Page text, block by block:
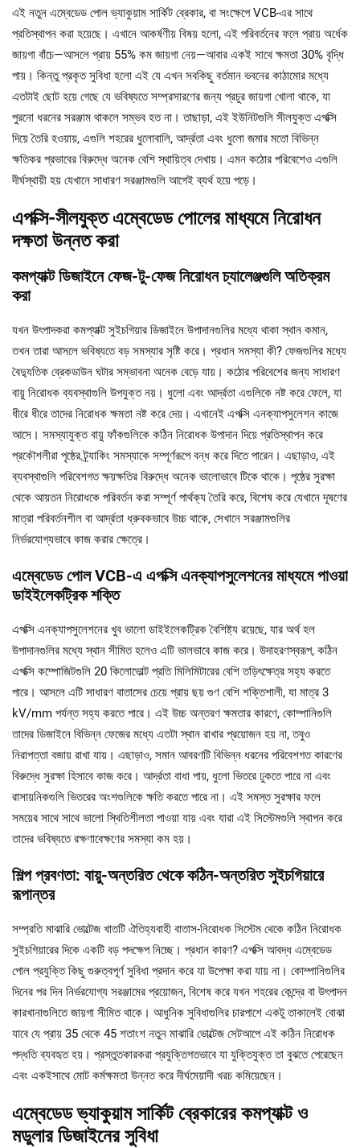
এই নতুন এম্বেডেড পোল ভ্যাকুয়াম সার্কিট ব্রেকার, বা সংক্ষেপে VCB-এর সাথে
প্রতিস্থাপন করা হয়েছে। এখানে আকর্ষণীয় বিষয় হলো, এই পরিবর্তনের ফলে প্রায় অর্ধেক
জায়গা বাঁচে—আসলে প্রায় 55% কম জায়গা নেয়—আবার একই সাথে ক্ষমতা 30% বৃদ্ধি
পায়। কিন্তু প্রকৃত সুবিধা হলো এই যে এখন সবকিছু বর্তমান ভবনের কাঠামোর মধ্যে
এতটাই ছোট হয়ে গেছে যে ভবিষ্যতে সম্প্রসারণের জন্য প্রচুর জায়গা খোলা থাকে, যা
পুরনো ধরনের সরঞ্জাম থাকলে সম্ভব হত না। তাছাড়া, এই ইউনিটগুলি সীলযুক্ত এপক্সি
দিয়ে তৈরি হওয়ায়, এগুলি শহরের ধুলোবালি, আর্দ্রতা এবং ধুলো জমার মতো বিভিন্ন
ক্ষতিকর প্রভাবের বিরুদ্ধে অনেক বেশি স্থায়িত্ব দেখায়। এমন কঠোর পরিবেশেও এগুলি
দীর্ঘস্থায়ী হয় যেখানে সাধারণ সরঞ্জামগুলি আগেই ব্যর্থ হয়ে পড়ে।
এপক্সি-সীলযুক্ত এম্বেডেড পোলের মাধ্যমে নিরোধন
দক্ষতা উন্নত করা
কমপ্যাক্ট ডিজাইনে ফেজ-টু-ফেজ নিরোধন চ্যালেঞ্জগুলি অতিক্রম
করা
যখন উৎপাদকরা কমপ্যাক্ট সুইচগিয়ার ডিজাইনে উপাদানগুলির মধ্যে থাকা স্থান কমান,
তখন তারা আসলে ভবিষ্যতে বড় সমস্যার সৃষ্টি করে। প্রধান সমস্যা কী? ফেজগুলির মধ্যে
বৈদ্যুতিক ব্রেকডাউন ঘটার সম্ভাবনা অনেক বেড়ে যায়। কঠোর পরিবেশের জন্য সাধারণ
বায়ু নিরোধক ব্যবস্থাগুলি উপযুক্ত নয়। ধুলো এবং আর্দ্রতা এগুলিকে নষ্ট করে ফেলে, যা
ধীরে ধীরে তাদের নিরোধক ক্ষমতা নষ্ট করে দেয়। এখানেই এপক্সি এনক্যাপসুলেশন কাজে
আসে। সমস্যাযুক্ত বায়ু ফাঁকগুলিকে কঠিন নিরোধক উপাদান দিয়ে প্রতিস্থাপন করে
প্রকৌশলীরা পৃষ্ঠের ট্র্যাকিং সমস্যাকে সম্পূর্ণরূপে বন্ধ করে দিতে পারেন। এছাড়াও, এই
ব্যবস্থাগুলি পরিবেশগত ক্ষয়ক্ষতির বিরুদ্ধে অনেক ভালোভাবে টিকে থাকে। পৃষ্ঠের সুরক্ষা
থেকে আয়তন নিরোধকে পরিবর্তন করা সম্পূর্ণ পার্থক্য তৈরি করে, বিশেষ করে যেখানে দূষণের
মাত্রা পরিবর্তনশীল বা আর্দ্রতা ধ্রুবকভাবে উচ্চ থাকে, সেখানে সরঞ্জামগুলির
নির্ভরযোগ্যভাবে কাজ করার ক্ষেত্রে।
এম্বেডেড পোল VCB-এ এপক্সি এনক্যাপসুলেশনের মাধ্যমে পাওয়া
ডাইইলেকট্রিক শক্তি
এপক্সি এনক্যাপসুলেশনের খুব ভালো ডাইইলেকট্রিক বৈশিষ্ট্য রয়েছে, যার অর্থ হল
উপাদানগুলির মধ্যে স্থান সীমিত হলেও এটি ভালভাবে কাজ করে। উদাহরণস্বরূপ, কঠিন
এপক্সি কম্পোজিটগুলি 20 কিলোভোল্ট প্রতি মিলিমিটারের বেশি তড়িৎক্ষেত্র সহ্য করতে
পারে। আসলে এটি সাধারণ বাতাসের চেয়ে প্রায় ছয় গুণ বেশি শক্তিশালী, যা মাত্র 3
kV/mm পর্যন্ত সহ্য করতে পারে। এই উচ্চ অন্তরণ ক্ষমতার কারণে, কোম্পানিগুলি
তাদের ডিজাইনে বিভিন্ন ফেজের মধ্যে এতটা স্থান রাখার প্রয়োজন হয় না, তবুও
নিরাপত্তা বজায় রাখা যায়। এছাড়াও, সমান আবরণটি বিভিন্ন ধরনের পরিবেশগত কারণের
বিরুদ্ধে সুরক্ষা হিসাবে কাজ করে। আর্দ্রতা বাধা পায়, ধুলো ভিতরে ঢুকতে পারে না এবং
রাসায়নিকগুলি ভিতরের অংশগুলিকে ক্ষতি করতে পারে না। এই সমস্ত সুরক্ষার ফলে
সময়ের সাথে সাথে ভালো স্থিতিশীলতা পাওয়া যায় এবং যারা এই সিস্টেমগুলি স্থাপন করে
তাদের ভবিষ্যতে রক্ষণাবেক্ষণের সমস্যা কম হয়।
শিল্প প্রবণতা: বায়ু-অন্তরিত থেকে কঠিন-অন্তরিত সুইচগিয়ারে
রূপান্তর
সম্প্রতি মাঝারি ভোল্টেজ খাতটি ঐতিহ্যবাহী বাতাস-নিরোধক সিস্টেম থেকে কঠিন নিরোধক
সুইচগিয়ারের দিকে একটি বড় পদক্ষেপ নিচ্ছে। প্রধান কারণ? এপক্সি আবদ্ধ এম্বেডেড
পোল প্রযুক্তি কিছু গুরুত্বপূর্ণ সুবিধা প্রদান করে যা উপেক্ষা করা যায় না। কোম্পানিগুলির
দিনের পর দিন নির্ভরযোগ্য সরঞ্জামের প্রয়োজন, বিশেষ করে যখন শহরের কেন্দ্রে বা উৎপাদন
কারখানাগুলিতে জায়গা সীমিত থাকে। আধুনিক সুবিধাগুলির চারপাশে একটু তাকালেই বোঝা
যাবে যে প্রায় 35 থেকে 45 শতাংশ নতুন মাঝারি ভোল্টেজ সেটআপে এই কঠিন নিরোধক
পদ্ধতি ব্যবহৃত হয়। প্রস্তুতকারকরা প্রযুক্তিগতভাবে যা যুক্তিযুক্ত তা বুঝতে পেরেছেন
এবং একইসাথে মোট কর্মক্ষমতা উন্নত করে দীর্ঘমেয়াদী খরচ কমিয়েছেন।
এম্বেডেড ভ্যাকুয়াম সার্কিট ব্রেকারের কমপ্যাক্ট ও
মডুলার ডিজাইনের সুবিধা